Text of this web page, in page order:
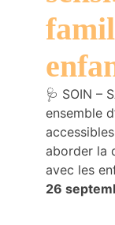
🩺 SOIN –
ensemble
aborder la
avec les
26